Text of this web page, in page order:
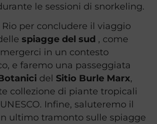
le sessioni di snorkeling.
per concludere il viaggio
spiagge del sud , come
in un contesto
e faremo una passeggiata
del Sitio Burle Marx,
collezione di piante tropicali
Infine, saluteremo il
ultimo tramonto sulle spiagge